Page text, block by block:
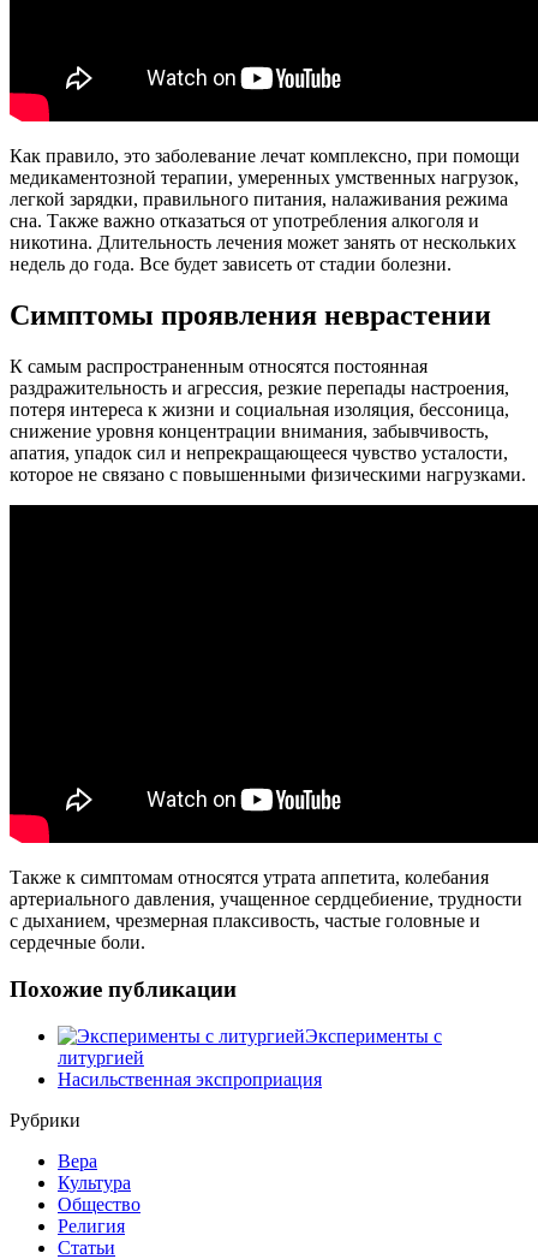
Как правило, это заболевание лечат комплексно, при помощи
медикаментозной терапии, умеренных умственных нагрузок,
легкой зарядки, правильного питания, налаживания режима
сна. Также важно отказаться от употребления алкоголя и
никотина. Длительность лечения может занять от нескольких
недель до года. Все будет зависеть от стадии болезни.
Симптомы проявления неврастении
К самым распространенным относятся постоянная
раздражительность и агрессия, резкие перепады настроения,
потеря интереса к жизни и социальная изоляция, бессоница,
снижение уровня концентрации внимания, забывчивость,
апатия, упадок сил и непрекращающееся чувство усталости,
которое не связано с повышенными физическими нагрузками.
Также к симптомам относятся утрата аппетита, колебания
артериального давления, учащенное сердцебиение, трудности
с дыханием, чрезмерная плаксивость, частые головные и
сердечные боли.
Похожие публикации
Эксперименты с
литургией
Насильственная экспроприация
Рубрики
Вера
Культура
Общество
Религия
Статьи